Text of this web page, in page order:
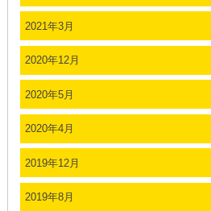
2021年3月
2020年12月
2020年5月
2020年4月
2019年12月
2019年8月